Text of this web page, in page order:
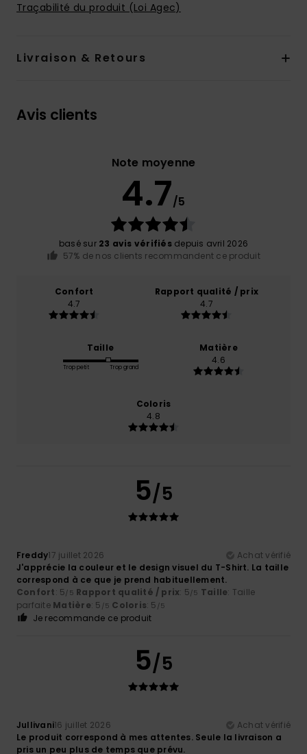
Traçabilité du produit (Loi Agec)
Livraison & Retours
Avis clients
Note moyenne
4.7/5
basé sur 23 avis vérifiésdepuis avril 2026
57% de nos clients recommandent ce produit
Confort
4.7
Rapport qualité / prix
4.7
Taille
Trop petit Trop grand
Matière
4.6
Coloris
4.8
5/5
Freddy17 juillet 2026
Achat vérifié
J'apprécie la couleur et le design visuel du T-Shirt. La taille
correspond à ce que je prend habituellement.
Confort: 5/5 Rapport qualité / prix: 5/5 Taille: Taille
parfaite Matière: 5 /5 Coloris: 5 /5
Je recommande ce produit
5/5
Jullivani16 juillet 2026
Achat vérifié
Le produit correspond à mes attentes. Seule la livraison a
pris un peu plus de temps que prévu.